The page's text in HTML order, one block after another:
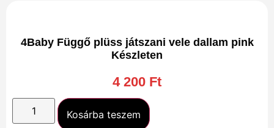
4Baby Függő plüss játszani vele dallam pink
Készleten
4 200 Ft
Kosárba teszem